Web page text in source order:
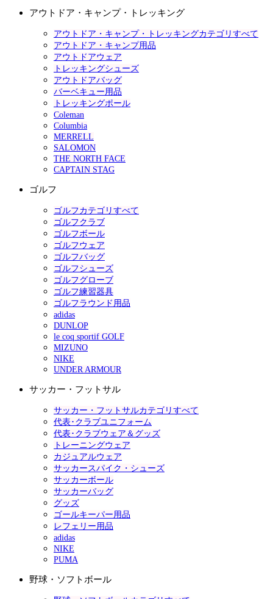
アウトドア・キャンプ・トレッキング
アウトドア・キャンプ・トレッキングカテゴリすべて
アウトドア・キャンプ用品
アウトドアウェア
トレッキングシューズ
アウトドアバッグ
バーベキュー用品
トレッキングポール
Coleman
Columbia
MERRELL
SALOMON
THE NORTH FACE
CAPTAIN STAG
ゴルフ
ゴルフカテゴリすべて
ゴルフクラブ
ゴルフボール
ゴルフウェア
ゴルフバッグ
ゴルフシューズ
ゴルフグローブ
ゴルフ練習器具
ゴルフラウンド用品
adidas
DUNLOP
le coq sportif GOLF
MIZUNO
NIKE
UNDER ARMOUR
サッカー・フットサル
サッカー・フットサルカテゴリすべて
代表･クラブユニフォーム
代表･クラブウェア＆グッズ
トレーニングウェア
カジュアルウェア
サッカースパイク・シューズ
サッカーボール
サッカーバッグ
グッズ
ゴールキーパー用品
レフェリー用品
adidas
NIKE
PUMA
野球・ソフトボール